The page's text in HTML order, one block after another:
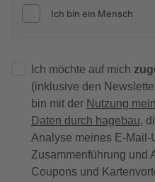
Ich möchte auf mich
(inklusive den
bin mit der Nutzung
Daten durch hagebau,
Analyse meines E-Mail-
Zusammenführung und
Coupons und